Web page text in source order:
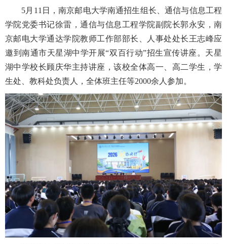
5月11日，南京邮电大学南通招生组长、通信与信息工程
学院党委书记徐雷，通信与信息工程学院副院长郭永安，南
京邮电大学通达学院教师工作部部长、人事处处长王志峰应
邀到南通市天星湖中学开展“双百行动”招生宣传讲座。天星
湖中学校长顾庆华主持讲座，该校全体高一、高二学生，学
生处、教科处负责人，全体班主任等2000余人参加。